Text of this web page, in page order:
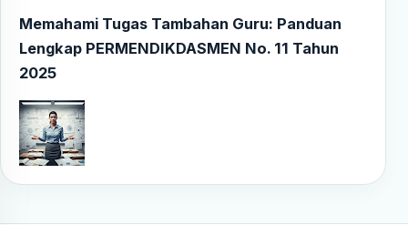
Memahami Tugas Tambahan Guru: Panduan
Lengkap PERMENDIKDASMEN No. 11 Tahun
2025